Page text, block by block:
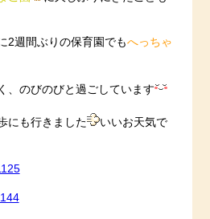
2週間ぶりの保育園でもへっちゃ
、のびのびと過ごしています
にも行きました
いいお天気で